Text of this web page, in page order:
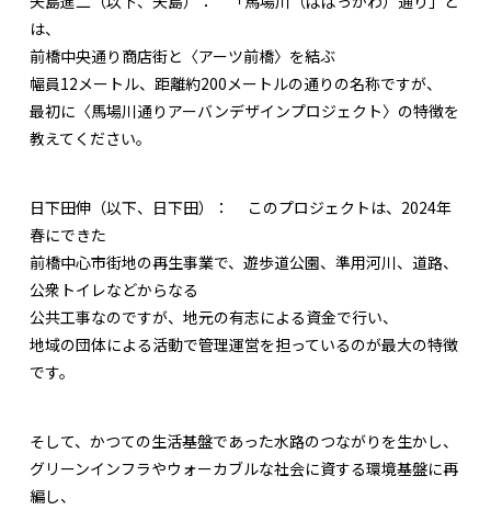
は、
前橋中央通り商店街と〈アーツ前橋〉を結ぶ
幅員12メートル、距離約200メートルの通りの名称ですが、
最初に〈馬場川通りアーバンデザインプロジェクト〉の特徴を
教えてください。
日下田伸（以下、日下田）：
このプロジェクトは、2024年
春にできた
前橋中心市街地の再生事業で、遊歩道公園、準用河川、道路、
公衆トイレなどからなる
公共工事なのですが、地元の有志による資金で行い、
地域の団体による活動で管理運営を担っているのが最大の特徴
です。
そして、かつての生活基盤であった水路のつながりを生かし、
グリーンインフラやウォーカブルな社会に資する環境基盤に再
編し、